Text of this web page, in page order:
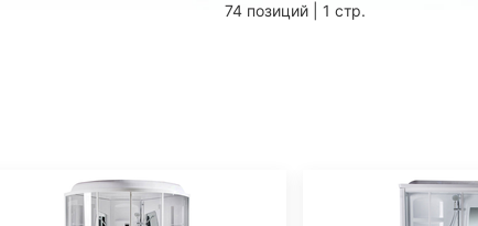
74 позиций | 1 стр.